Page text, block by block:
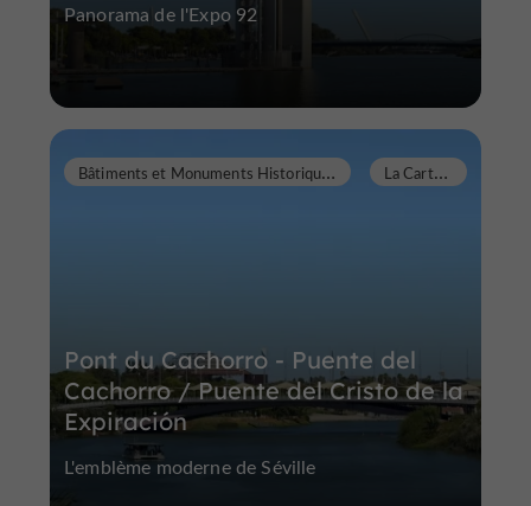
Panorama de l'Expo 92
Pont du Cachorro - Puente del
Cachorro / Puente del Cristo de la
Expiración
B
âtiments et Monuments Historiques L
a Cartuja
L'emblème moderne de Séville